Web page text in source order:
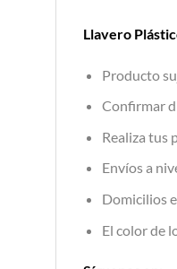
Llavero
Producto
Confirmar
Realiza tus
Envíos a
Domicilios
El color de